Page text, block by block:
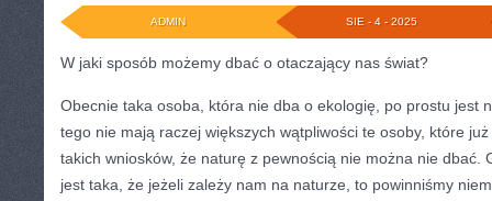
SIE - 4 - 2025
ADMIN
W jaki sposób możemy dbać o otaczający nas świat?
Obecnie taka osoba, która nie dba o ekologię, po prostu jest
tego nie mają raczej większych wątpliwości te osoby, które
takich wniosków, że naturę z pewnością nie można nie dbać.
jest taka, że jeżeli zależy nam na naturze, to powinniśmy